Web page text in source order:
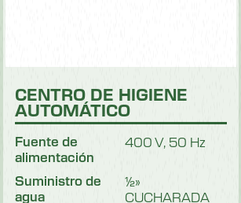
CENTRO DE HIGIENE
AUTOMÁTICO
Fuente de
alimentación
400 V, 50 Hz
Suministro de
agua
½»
CUCHARADA